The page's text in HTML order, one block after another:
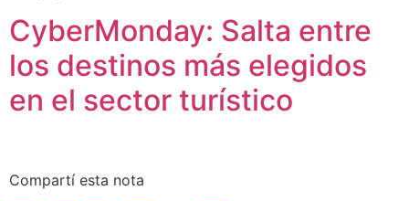
CyberMonday: Salta entre
los destinos más elegidos
en el sector turístico
Compartí esta nota